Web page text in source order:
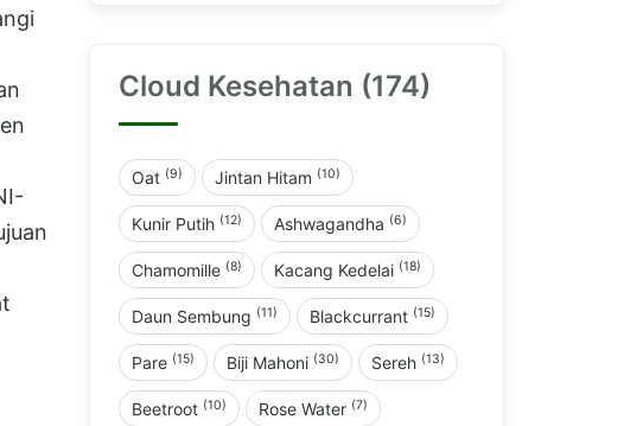
Cloud Kesehatan (174)
Oat (9) Jintan Hitam (10)
Kunir Putih (12) Ashwagandha (6)
Chamomille (8) Kacang Kedelai (18)
Daun Sembung (11) Blackcurrant (15)
Pare (15) Biji Mahoni (30) Sereh (13)
Beetroot (10) Rose Water (7)